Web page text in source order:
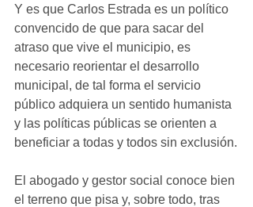
Y es que Carlos Estrada es un político
convencido de que para sacar del
atraso que vive el municipio, es
necesario reorientar el desarrollo
municipal, de tal forma el servicio
público adquiera un sentido humanista
y las políticas públicas se orienten a
beneficiar a todas y todos sin exclusión.
El abogado y gestor social conoce bien
el terreno que pisa y, sobre todo, tras